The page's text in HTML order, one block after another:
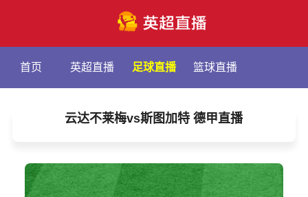
首页 英超直播 足球直播 篮球直播
云达不莱梅vs斯图加特 德甲直播